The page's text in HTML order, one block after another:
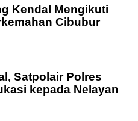
Kendal Mengikuti
Cibubur
Satpolair Polres
kepada Nelayan